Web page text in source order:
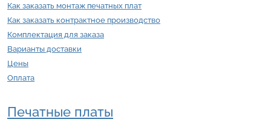
Как заказать монтаж печатных плат
Как заказать контрактное производство
Комплектация для заказа
Варианты доставки
Цены
Оплата
Печатные платы